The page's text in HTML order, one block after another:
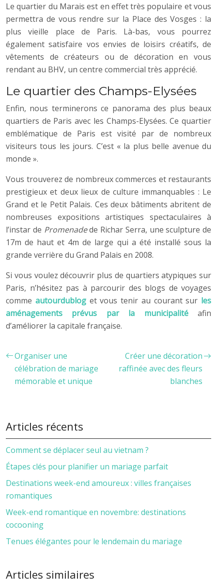
Le quartier du Marais est en effet très populaire et vous
permettra de vous rendre sur la Place des Vosges : la
plus vieille place de Paris. Là-bas, vous pourrez
également satisfaire vos envies de loisirs créatifs, de
vêtements de créateurs ou de décoration en vous
rendant au BHV, un centre commercial très apprécié.
Le quartier des Champs-Elysées
Enfin, nous terminerons ce panorama des plus beaux
quartiers de Paris avec les Champs-Elysées. Ce quartier
emblématique de Paris est visité par de nombreux
visiteurs tous les jours. C’est « la plus belle avenue du
monde ».
Vous trouverez de nombreux commerces et restaurants
prestigieux et deux lieux de culture immanquables : Le
Grand et le Petit Palais. Ces deux bâtiments abritent de
nombreuses expositions artistiques spectaculaires à
l’instar de Promenadede Richar Serra, une sculpture de
17m de haut et 4m de large qui a été installé sous la
grande verrière du Grand Palais en 2008.
Si vous voulez découvrir plus de quartiers atypiques sur
Paris, n’hésitez pas à parcourir des blogs de voyages
comme autourdubloget vous tenir au courant sur les
aménagements prévus par la municipalitéafin
d’améliorer la capitale française.
Organiser une
célébration de mariage
mémorable et unique
Créer une décoration
raffinée avec des fleurs
blanches
Articles récents
Comment se déplacer seul au vietnam ?
Étapes clés pour planifier un mariage parfait
Destinations week-end amoureux : villes françaises
romantiques
Week-end romantique en novembre: destinations
cocooning
Tenues élégantes pour le lendemain du mariage
Articles similaires